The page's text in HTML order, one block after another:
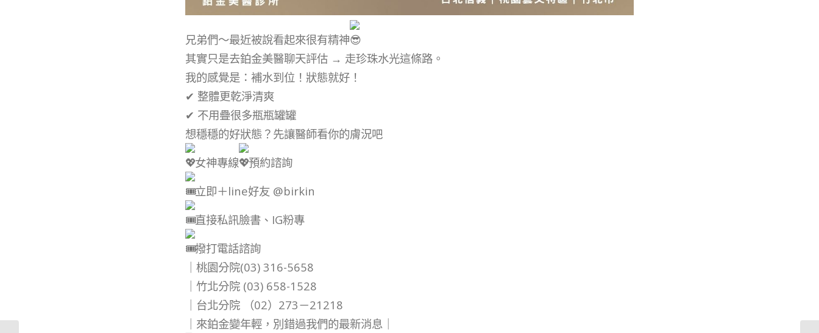
兄弟們～最近被說看起來很有精神
其實只是去鉑金美醫聊天評估 → 走珍珠水光這條路。
我的感覺是：補水到位！狀態就好！
✔︎ 整體更乾淨清爽
✔︎ 不用疊很多瓶瓶罐罐
想穩穩的好狀態？先讓醫師看你的膚況吧
女神專線
預約諮詢
立即＋line好友 @birkin
直接私訊臉書、IG粉專
撥打電話諮詢
｜桃園分院(03) 316-5658
｜竹北分院 (03) 658-1528
｜台北分院 （02）273－21218
｜來鉑金變年輕，別錯過我們的最新消息｜